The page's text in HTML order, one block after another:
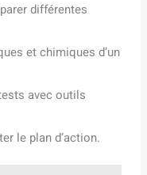
différentes
et chimiques d’un
avec outils
le plan d’action.